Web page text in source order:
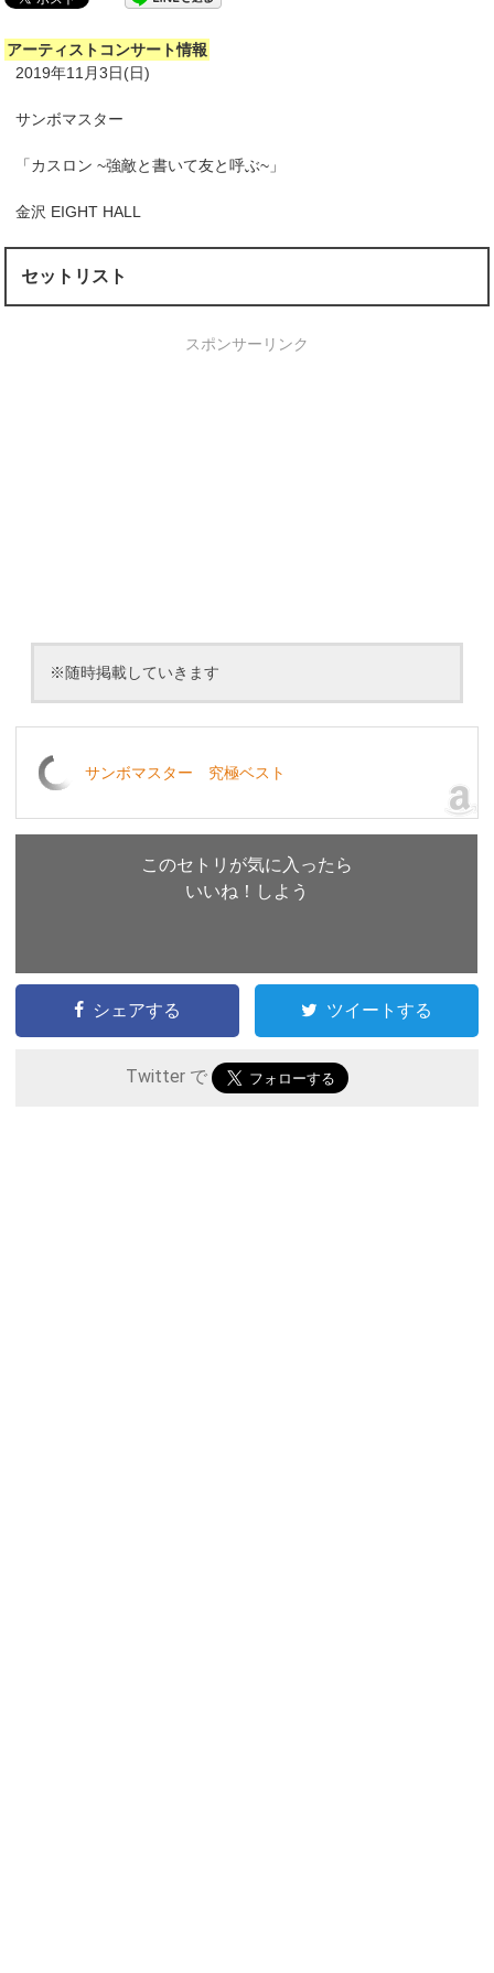
アーティストコンサート情報
2019年11月3日(日)
サンボマスター
「カスロン ~強敵と書いて友と呼ぶ~」
金沢 EIGHT HALL
セットリスト
スポンサーリンク
※随時掲載していきます
サンボマスター 究極ベスト
このセトリが気に入ったら
いいね！しよう
シェアする ツイートする
Twitter で